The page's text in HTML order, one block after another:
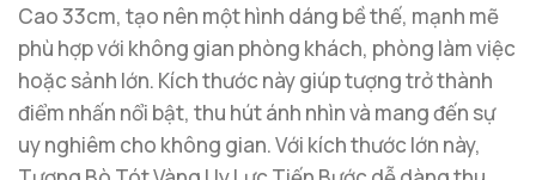
Cao 33cm, tạo nên một hình dáng bề thế, mạnh mẽ
phù hợp với không gian phòng khách, phòng làm việc
hoặc sảnh lớn. Kích thước này giúp tượng trở thành
điểm nhấn nổi bật, thu hút ánh nhìn và mang đến sự
uy nghiêm cho không gian. Với kích thước lớn này,